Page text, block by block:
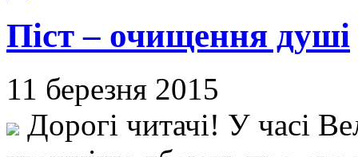
Піст – очищення душі
11 березня 2015
Дорогі читачі! У часі